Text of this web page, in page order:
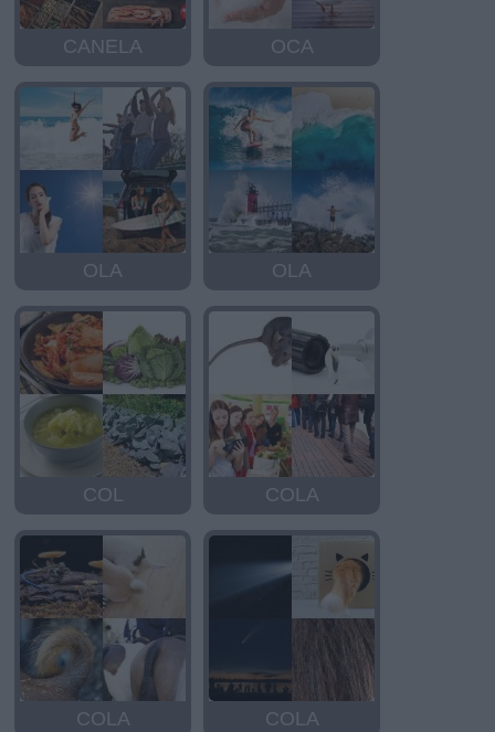
CANELA OCA
OLA OLA
COL COLA
COLA COLA